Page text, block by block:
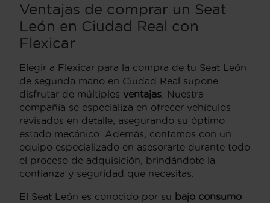
Ventajas de comprar un Seat
León en Ciudad Real con
Flexicar
Elegir a Flexicar para la compra de tu Seat León
de segunda mano en Ciudad Real supone
disfrutar de múltiples ventajas . Nuestra
compañía se especializa en ofrecer vehículos
revisados en detalle, asegurando su óptimo
estado mecánico. Además, contamos con un
equipo especializado en asesorarte durante todo
el proceso de adquisición, brindándote la
confianza y seguridad que necesitas.
El Seat León es conocido por su bajo consumo